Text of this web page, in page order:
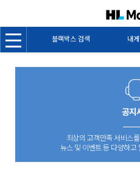
블랙박스 검색 내
공지
최상의 고객만족 서비스
뉴스 및 이벤트 등 다양하고